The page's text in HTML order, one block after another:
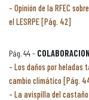
Opinión de la RFEC
el LESRPE [Pág. 42]
Pág. 44 -
Los daños por heladas
cambio climático [Pág.
La avispilla del castaño